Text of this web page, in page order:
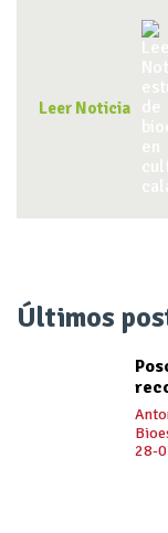
Leer Noticia
Últimos
28-